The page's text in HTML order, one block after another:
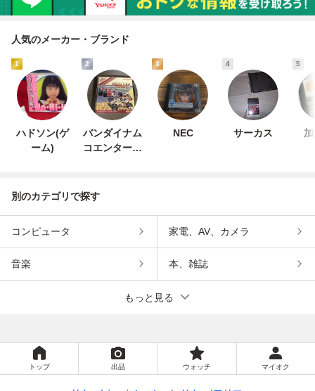
人気のメーカー・ブランド
1
ハドソン(ゲ
ーム)
2
バンダイナム
コエンターテ
3
NEC
4
サーカス
5
別のカテゴリで探す
コンピュータ 家電、AV、カメラ
音楽 本、雑誌
もっと見る
トップ 出品 ウォッチ マイオク